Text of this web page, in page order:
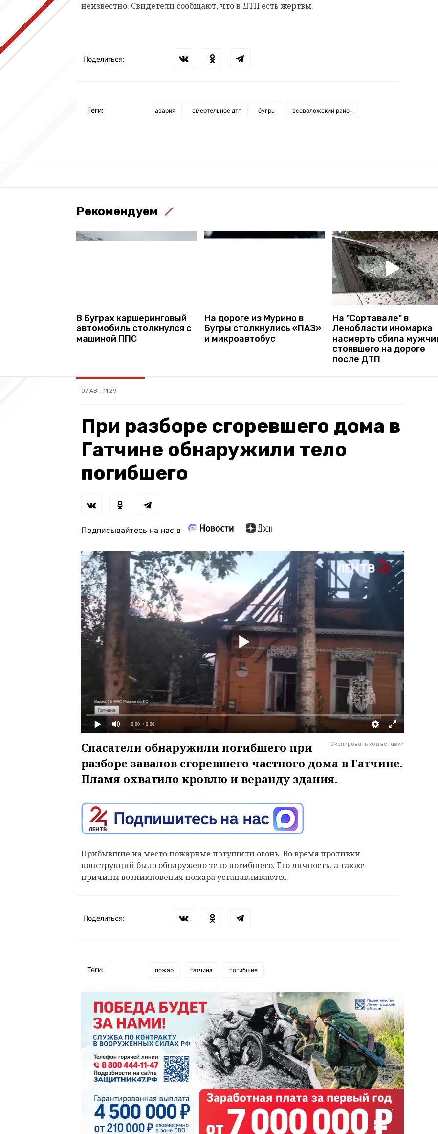
неизвестно. Свидетели сообщают, что в ДТП есть жертвы.
Поделиться:
Теги: авария смертельное дтп бугры всеволожский район
Рекомендуем
В Буграх каршеринговый
автомобиль столкнулся с
машиной ППС
На дороге из Мурино в
Бугры столкнулись «ПАЗ»
и микроавтобус
На "Сортавале" в
Ленобласти иномарка
насмерть сбила
стоявшего на дороге
после ДТП
07 АВГ, 11:29
При разборе сгоревшего дома в
Гатчине обнаружили тело
погибшего
Подписывайтесь на нас в
0:00 / 0:00
Скопировать код вставки
Спасатели обнаружили погибшего при
разборе завалов сгоревшего частного дома в Гатчине.
Пламя охватило кровлю и веранду здания.
Прибывшие на место пожарные потушили огонь. Во время проливки
конструкций было обнаружено тело погибшего. Его личность, а также
причины возникновения пожара устанавливаются.
Поделиться:
Теги: пожар гатчина погибшие